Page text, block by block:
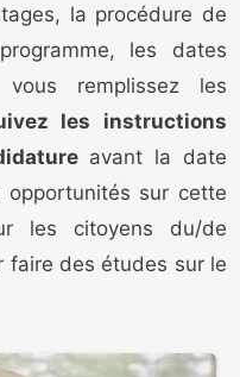
la procédure de
les dates
remplissez les
les instructions
avant la date
sur cette
les citoyens du/de
faire des études sur le